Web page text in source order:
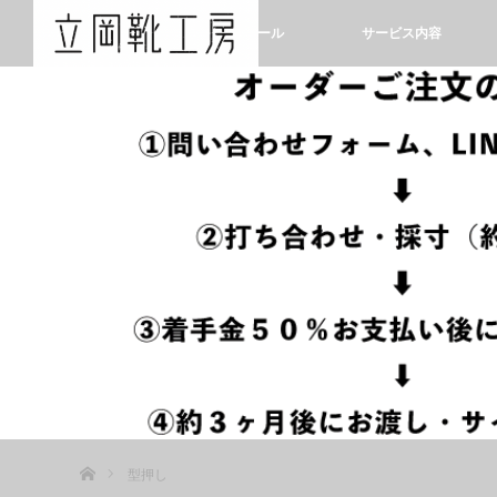
ホーム プロフィール サービス内容
型押し